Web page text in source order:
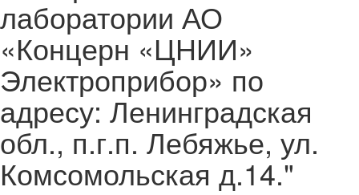
лаборатории АО
«Концерн «ЦНИИ»
Электроприбор» по
адресу: Ленинградская
обл., п.г.п. Лебяжье, ул.
Комсомольская д.14."